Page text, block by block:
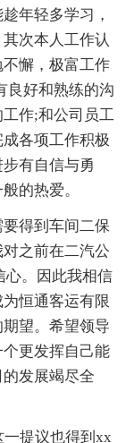
年轻多学习，
次本人工作认
懈，极富工作
良好和熟练的沟
作;和公司员工
各项工作积极
有自信与勇
的热爱。
得到车间二保
之前在二汽公
心。因此我相信
恒通客运有限
望。希望领导
更发挥自己能
发展竭尽全
提议也得到xx